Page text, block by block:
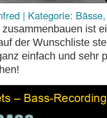
| Kategorie: Bässe
ist
der Wunschliste
einfach und sehr